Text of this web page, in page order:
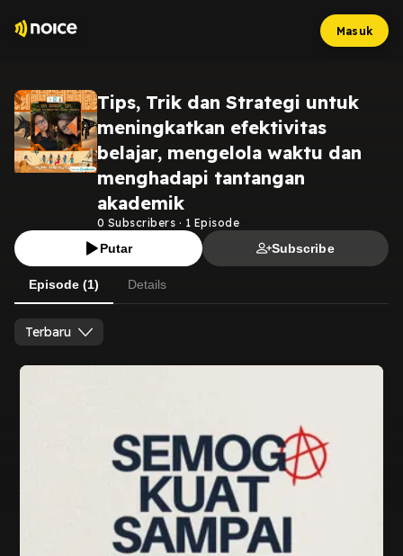
Masuk
Tips, Trik dan Strategi untuk
meningkatkan efektivitas
belajar, mengelola waktu dan
menghadapi tantangan
akademik
0 Subscribers · 1 Episode
Putar Subscribe
Episode (1) Details
Terbaru